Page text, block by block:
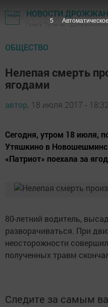
НОВОСТИ
Газета "Туган як" -
ОБЩЕСТВО
Нелепая смерть
ягодами
автор, 18 июля 2017 - 18:32
Сегодня, утром 18 июля,
Утяшкино в
«Патриот» поехала за
80-летний водитель,
разворачиваться. При
неосторожности
полученных травм
Следите за самым
4